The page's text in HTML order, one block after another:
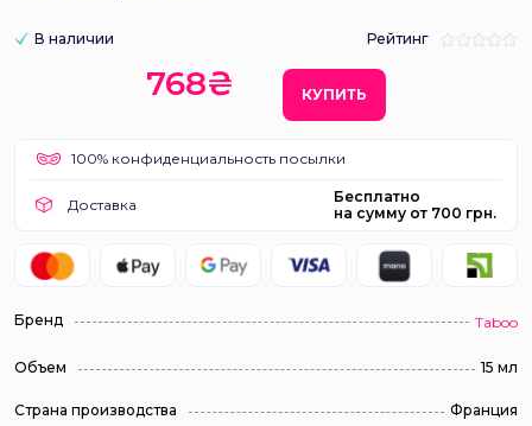
В наличии Рейтинг
768₴ КУПИТЬ
100% конфиденциальность посылки
Доставка
Бесплатно
на сумму от 700 грн.
Бренд Taboo
Объем 15 мл
Страна производства Франция